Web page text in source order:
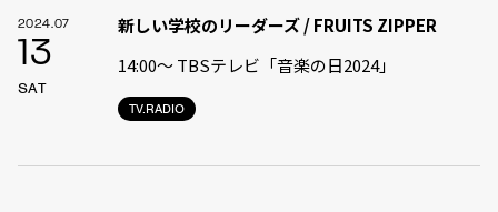
2024.07
13
SAT
TV.RADIO
新しい学校のリーダーズ / FRUITS ZIPPER
14:00〜 TBSテレビ「音楽の日2024」